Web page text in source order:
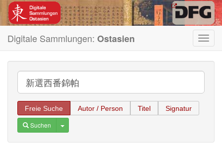
Digitale Sammlungen: Ostasien
Freie Suche Autor / Person Titel Signatur
Suchen Toggle Dropdown